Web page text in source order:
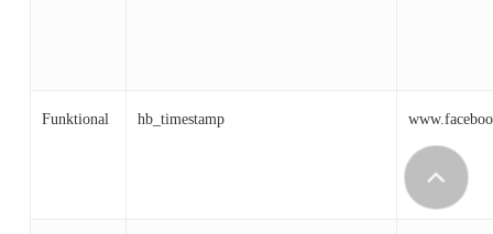
Funktional hb_timestamp